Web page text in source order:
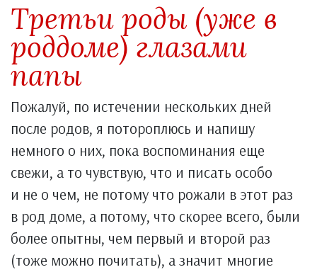
Третьи роды (уже в
роддоме) глазами
папы
Пожалуй, по истечении нескольких дней
после родов, я потороплюсь и напишу
немного о них, пока воспоминания еще
свежи, а то чувствую, что и писать особо
и не о чем, не потому что рожали в этот раз
в род доме, а потому, что скорее всего, были
более опытны, чем первый и второй раз
(тоже можно почитать), а значит многие